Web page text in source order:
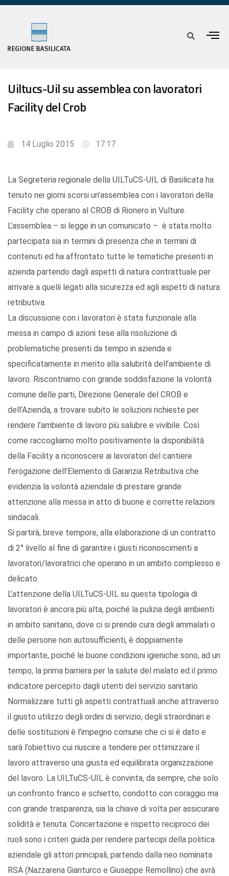
Uiltucs-Uil su assemblea con lavoratori
Facility del Crob
14 Luglio 2015 17:17
La Segreteria regionale della UILTuCS-UIL di Basilicata ha
tenuto nei giorni scorsi un’assemblea con i lavoratori della
Facility che operano al CROB di Rionero in Vulture.
L’assemblea – si legge in un comunicato – è stata molto
partecipata sia in termini di presenza che in termini di
contenuti ed ha affrontato tutte le tematiche presenti in
azienda partendo dagli aspetti di natura contrattuale per
arrivare a quelli legati alla sicurezza ed agli aspetti di natura
retributiva.
La discussione con i lavoratori è stata funzionale alla
messa in campo di azioni tese alla risoluzione di
problematiche presenti da tempo in azienda e
specificatamente in merito alla salubrità dell’ambiente di
lavoro. Riscontriamo con grande soddisfazione la volontà
comune delle parti, Direzione Generale del CROB e
dell’Azienda, a trovare subito le soluzioni richieste per
rendere l’ambiente di lavoro più salubre e vivibile. Così
come raccogliamo molto positivamente la disponibilità
della Facility a riconoscere ai lavoratori del cantiere
l’erogazione dell’Elemento di Garanzia Retributiva che
evidenzia la volontà aziendale di prestare grande
attenzione alla messa in atto di buone e corrette relazioni
sindacali.
Si partirà, breve tempore, alla elaborazione di un contratto
di 2° livello al fine di garantire i giusti riconoscimenti a
lavoratori/lavoratrici che operano in un ambito complesso e
delicato.
L’attenzione della UILTuCS-UIL su questa tipologia di
lavoratori è ancora più alta, poiché la pulizia degli ambienti
in ambito sanitario, dove ci si prende cura degli ammalati o
delle persone non autosufficienti, è doppiamente
importante, poiché le buone condizioni igieniche sono, ad un
tempo, la prima barriera per la salute del malato ed il primo
indicatore percepito dagli utenti del servizio sanitario.
Normalizzare tutti gli aspetti contrattuali anche attraverso
il giusto utilizzo degli ordini di servizio, degli straordinari e
delle sostituzioni è l’impegno comune che ci si è dato e
sarà l’obiettivo cui riuscire a tendere per ottimizzare il
lavoro attraverso una giusta ed equilibrata organizzazione
del lavoro. La UILTuCS-UIL è convinta, da sempre, che solo
un confronto franco e schietto, condotto con coraggio ma
con grande trasparenza, sia la chiave di volta per assicurare
solidità e tenuta. Concertazione e rispetto reciproco dei
ruoli sono i criteri guida per rendere partecipi della politica
aziendale gli attori principali, partendo dalla neo nominata
RSA (Nazzarena Gianturco e Giuseppe Remollino) che avrà